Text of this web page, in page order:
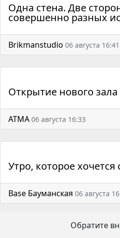
Одна стена. Две
совершенно разных
Brikmanstudio 06 августа 16:41
Открытие нового зала
АТМА 06 августа 16:33
Утро, которое хочется
Base Бауманская 06 августа
Обратите